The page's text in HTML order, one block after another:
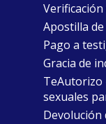
Verificación
Apostilla
Pago a
Gracia de
TeAutorizo
sexuales
Devolución